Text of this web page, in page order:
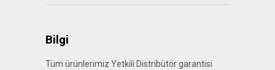
Bilgi
Tüm ürünlerimiz Yetkili Distribütör garantisi